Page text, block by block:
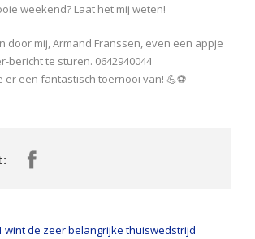
weekend? Laat het mij weten!
door mij, Armand Franssen, even een appje
bericht te sturen. 0642940044
er een fantastisch toernooi van! 💪⚽️
wint de zeer belangrijke thuiswedstrijd